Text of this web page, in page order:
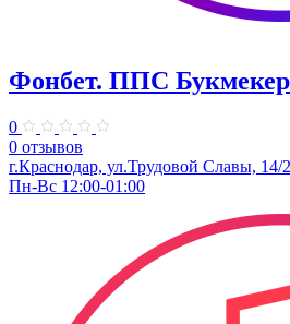
Фонбет. ППС
0
0 отзывов
г.Краснодар, ул.Трудовой Славы, 14/2
Пн-Вс 12:00-01:00